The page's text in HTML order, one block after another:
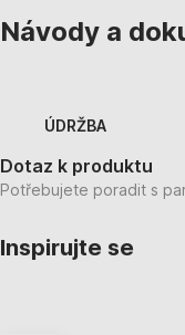
Návody a
ÚDRŽBA
Dotaz k produktu
Potřebujete poradit s
Inspirujte se